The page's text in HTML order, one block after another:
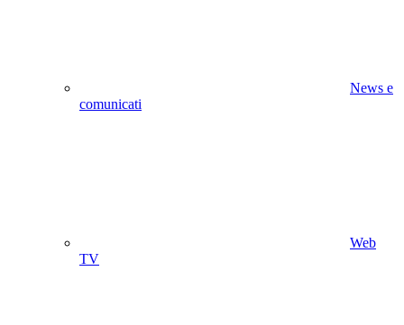
News e
comunicati
Web
TV